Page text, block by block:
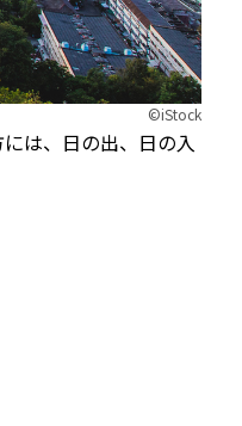
©iStock
は、日の出、日の入